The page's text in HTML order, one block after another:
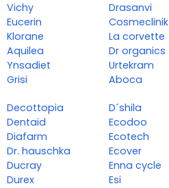
Vichy
Eucerin
Klorane
Aquilea
Ynsadiet
Grisi
Drasanvi
Cosmeclinik
La corvette
Dr organics
Urtekram
Aboca
Decottopia
Dentaid
Diafarm
Dr. hauschka
Ducray
Durex
D´shila
Ecodoo
Ecotech
Ecover
Enna cycle
Esi